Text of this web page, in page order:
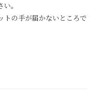
。
トの手が届かないところで